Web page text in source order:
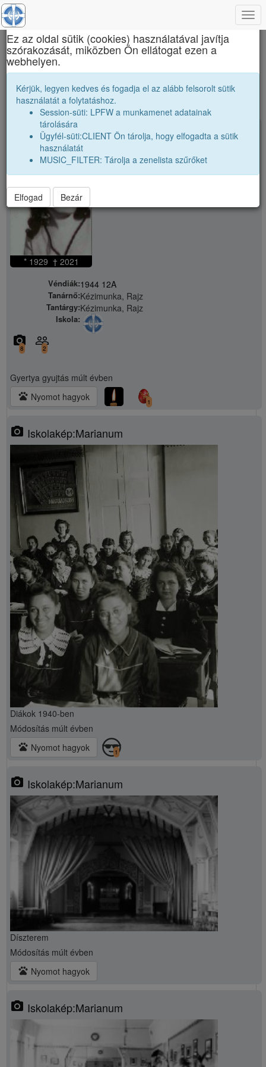
Marianum
Finta Hajnal (Halaji)
* 1929 † 2021
Véndiák:1944 12A
Tanárnő:Kézimunka, Rajz
Tantárgy:Kézimunka, Rajz
Iskola:
camera_alt
8
people_outline
2
Gyertya gyujtás múlt évben
pets Nyomot hagyok 1
photo_camera Iskolakép:Marianum
Diákok 1940-ben
Módosítás múlt évben
pets Nyomot hagyok 1
photo_camera Iskolakép:Marianum
Díszterem
Módosítás múlt évben
pets Nyomot hagyok
photo_camera Iskolakép:Marianum
×
Ez az oldal sütik (cookies) használatával javítja
szórakozását, miközben Ön ellátogat ezen a
webhelyen.
Kérjük, legyen kedves és fogadja el az alább felsorolt sütik
használatát a folytatáshoz.
Session-süti: LPFW a munkamenet adatainak
tárolására
Ügyfél-süti:CLIENT Ön tárolja, hogy elfogadta a sütik
használatát
MUSIC_FILTER: Tárolja a zenelista szűrőket
Elfogad Bezár